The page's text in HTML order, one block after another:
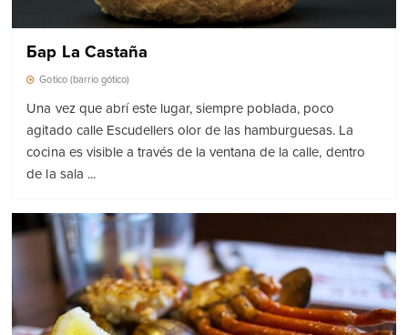
Бар La Castaña
Gotico (barrio gótico)
Una vez que abrí este lugar, siempre poblada, poco
agitado calle Escudellers olor de las hamburguesas. La
cocina es visible a través de la ventana de la calle, dentro
de la sala ...